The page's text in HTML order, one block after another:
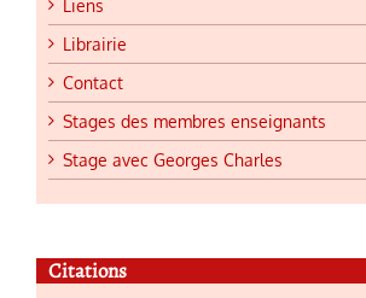
Liens
Librairie
Contact
Stages des membres enseignants
Stage avec Georges Charles
Citations